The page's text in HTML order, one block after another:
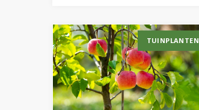
TUINPLANTEN